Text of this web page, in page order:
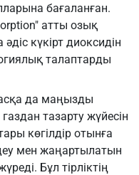
бағаланған.
атты озық
күкірт диоксидін
талаптарды
да маңызды
тазарту жүйесін
көгілдір отынға
мен жаңартылатын
Бұл тірліктің